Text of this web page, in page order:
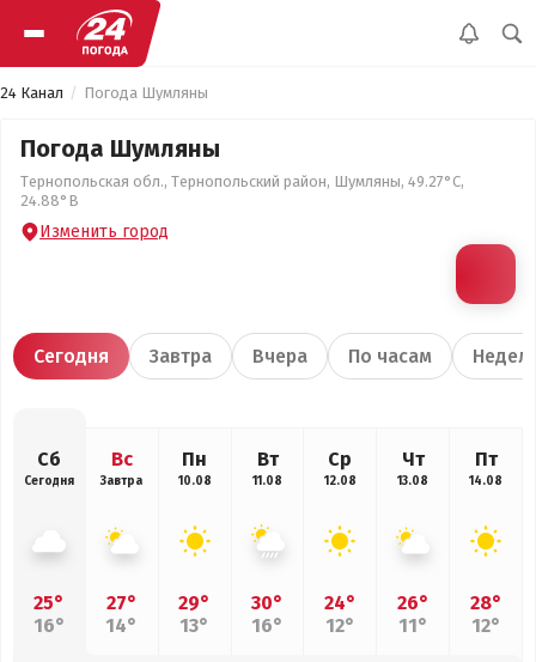
24 Канал Погода Шумляны
Погода Шумляны
Тернопольская обл., Тернопольский район, Шумляны, 49.27°С,
24.88°В
Изменить город
Сегодня Завтра Вчера По часам
Сб
Сегодня
25°
16°
Вс
Завтра
27°
14°
Пн
10.08
29°
13°
Вт
11.08
30°
16°
Ср
12.08
24°
12°
Чт
13.08
26°
11°
Пт
14.08
28°
12°